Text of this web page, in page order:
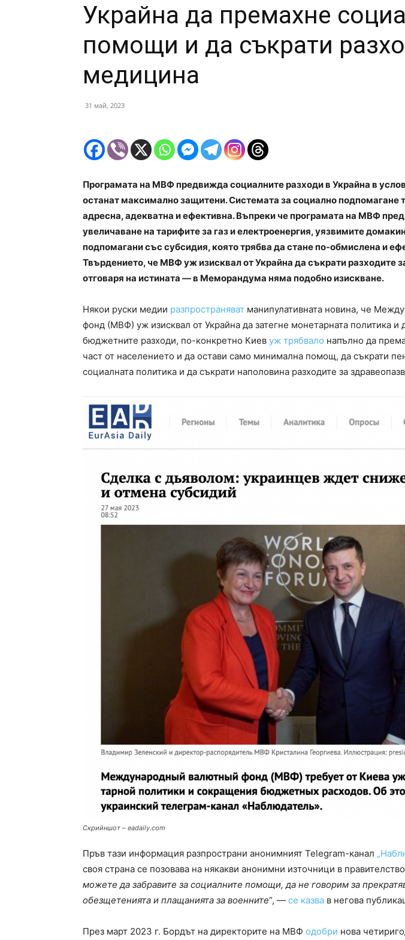
Украйна да премахне
помощи и да съкрати
медицина
31 май, 2023
Програмата на МВФ предвижда социалните разходи в Украйна в
останат максимално защитени. Системата за социално подпомагане
адресна, адекватна и ефективна. Въпреки че програмата на МВФ
увеличаване на тарифите за газ и електроенергия, уязвимите
подпомагани със субсидия, която трябва да стане по-обмислена и
Твърдението, че МВФ уж изисквал от Украйна да съкрати разходите
отговаря на истината —в Меморандума няма подобно изискване.
Някои руски медии разпространяват манипулативната новина, че
фонд (МВФ) уж изисквал от Украйна да затегне монетарната политика и
бюджетните разходи, по-конкретно Киев уж трябвало напълно да
част от населението и да остави само минимална помощ, да съкрати
социалната политика и да съкрати наполовина разходите за
Скрийншот – eadaily.com
Пръв тази информация разпространи анонимният Telegram-канал
своя страна се позовава на някакви анонимни източници в
можете да забравите за социалните помощи, да не говорим за
обезщетенията и плащанията за военните“, — се казва в негова
През март 2023 г. Бордът на директорите на МВФ одобри нова